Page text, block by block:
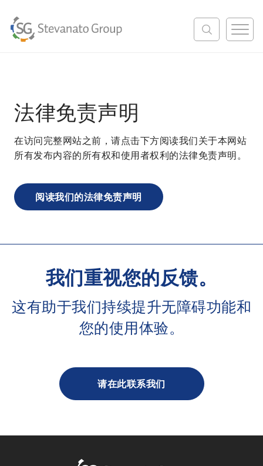
M
e
法律免责声明
在访问完整网站之前，请点击下方阅读我们关于本网站
所有发布内容的所有权和使用者权利的法律免责声明。
阅读我们的法律免责声明
我们重视您的反馈。
这有助于我们持续提升无障碍功能和
您的使用体验。
请在此联系我们